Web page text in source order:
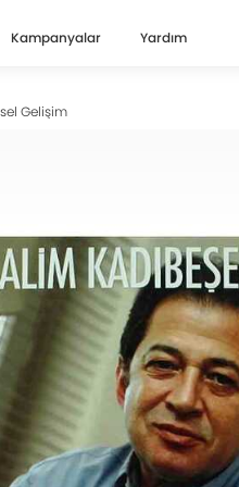
Kampanyalar Yardım
Gelişim